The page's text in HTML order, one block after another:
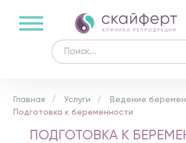
Главная Услуги
Ведение
Подготовка к беременности
ПОДГОТОВКА К